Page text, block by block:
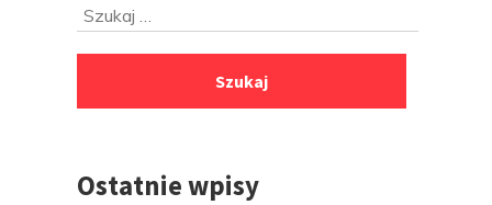
PrzejdźSzukaj:
Ostatnie wpisy